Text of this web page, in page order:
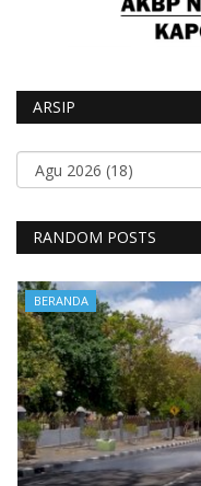
ARSIP
RANDOM POSTS
BERANDA